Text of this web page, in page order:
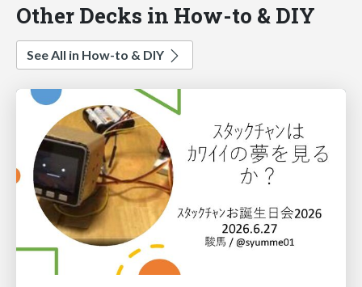
Other Decks in How-to & DIY
See All in How-to & DIY